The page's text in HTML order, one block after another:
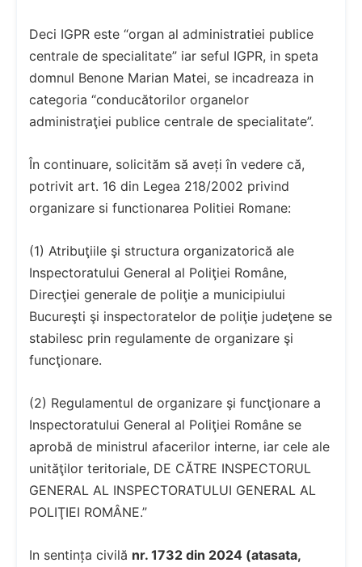
Deci IGPR este “organ al administratiei publice
centrale de specialitate” iar seful IGPR, in speta
domnul Benone Marian Matei, se incadreaza in
categoria “conducătorilor organelor
administraţiei publice centrale de specialitate”.
În continuare, solicităm să aveți în vedere că,
potrivit art. 16 din Legea 218/2002 privind
organizare si functionarea Politiei Romane:
(1) Atribuţiile şi structura organizatorică ale
Inspectoratului General al Poliţiei Române,
Direcţiei generale de poliţie a municipiului
Bucureşti şi inspectoratelor de poliţie judeţene se
stabilesc prin regulamente de organizare şi
funcţionare.
(2) Regulamentul de organizare şi funcţionare a
Inspectoratului General al Poliţiei Române se
aprobă de ministrul afacerilor interne, iar cele ale
unităţilor teritoriale, DE CĂTRE INSPECTORUL
GENERAL AL INSPECTORATULUI GENERAL AL
POLIŢIEI ROMÂNE.”
In sentința civilă nr. 1732 din 2024 (atasata,